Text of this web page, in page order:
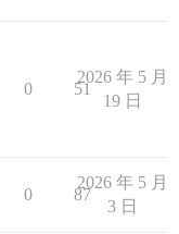
0 51
2026 年 5 月
19 日
0 87
2026 年 5 月
3 日